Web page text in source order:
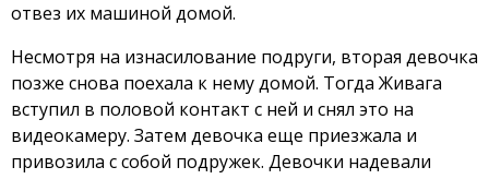
отвез их машиной домой.
Несмотря на изнасилование подруги, вторая девочка
позже снова поехала к нему домой. Тогда Живага
вступил в половой контакт с ней и снял это на
видеокамеру. Затем девочка еще приезжала и
привозила с собой подружек. Девочки надевали